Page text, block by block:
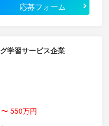
応募フォーム
学習サービス企業
550万円